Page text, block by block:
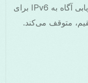
تونل، و استفاده از kill switch و مسیریابی آگاه به IPv6 برای